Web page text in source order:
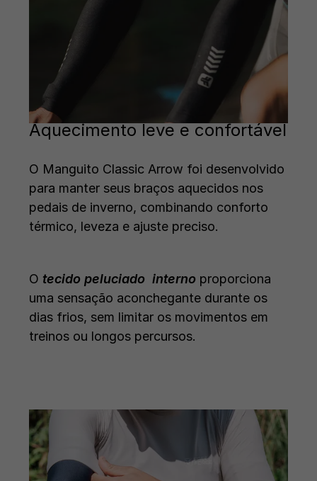
Aquecimento leve e confortável
O Manguito Classic Arrow foi desenvolvido
para manter seus braços aquecidos nos
pedais de inverno, combinando conforto
térmico, leveza e ajuste preciso.
O tecido peluciado interno proporciona
uma sensação aconchegante durante os
dias frios, sem limitar os movimentos em
treinos ou longos percursos.